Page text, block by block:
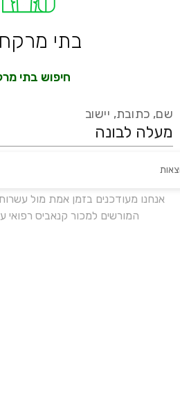
בתי
חיפוש בתי
שם, כתובת, יישוב
אנחנו מעודכנים בזמן אמת מול
המורשים למכור קנאביס רפואי